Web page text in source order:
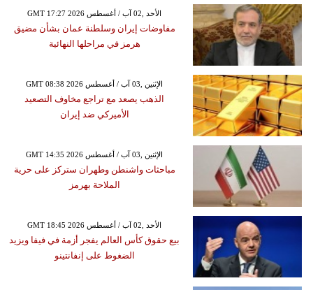
GMT 17:27 2026 الأحد ,02 آب / أغسطس
مفاوضات إيران وسلطنة عمان بشأن مضيق
هرمز في مراحلها النهائية
GMT 08:38 2026 الإثنين ,03 آب / أغسطس
الذهب يصعد مع تراجع مخاوف التصعيد
الأميركي ضد إيران
GMT 14:35 2026 الإثنين ,03 آب / أغسطس
مباحثات واشنطن وطهران ستركز على حرية
الملاحة بهرمز
GMT 18:45 2026 الأحد ,02 آب / أغسطس
بيع حقوق كأس العالم يفجر أزمة في فيفا ويزيد
الضغوط على إنفانتينو